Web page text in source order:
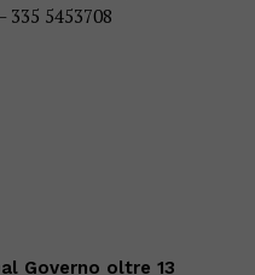
335 5453708
Governo oltre 13